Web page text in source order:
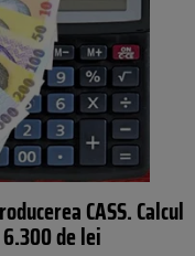
CASS. Calcul
de lei